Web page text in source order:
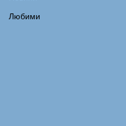
Любими